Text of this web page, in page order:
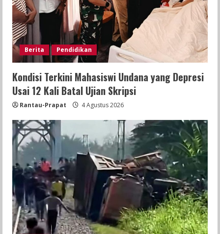
Berita Pendidikan
Kondisi Terkini Mahasiswi Undana yang Depresi
Usai 12 Kali Batal Ujian Skripsi
Rantau-Prapat 4 Agustus 2026